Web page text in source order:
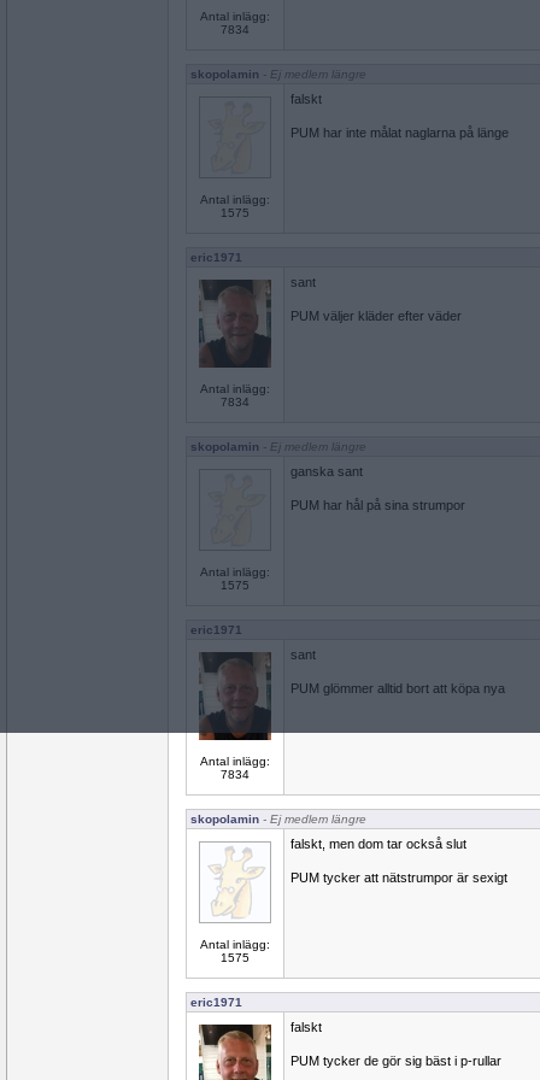
Antal inlägg:
7834
skopolamin - Ej medlem längre
Antal inlägg:
1575
falskt
PUM har inte målat naglarna på länge
eric1971
Antal inlägg:
7834
sant
PUM väljer kläder efter väder
skopolamin - Ej medlem längre
Antal inlägg:
1575
ganska sant
PUM har hål på sina strumpor
eric1971
Antal inlägg:
7834
sant
PUM glömmer alltid bort att köpa nya
skopolamin - Ej medlem längre
Antal inlägg:
1575
falskt, men dom tar också slut
PUM tycker att nätstrumpor är sexigt
eric1971
falskt
PUM tycker de gör sig bäst i p-rullar